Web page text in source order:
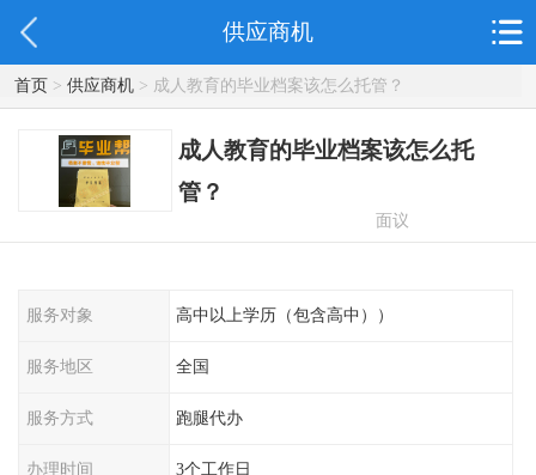
供应商机
首页> 供应商机> 成人教育的毕业档案该怎么托管？
成人教育的毕业档案该怎么托
管？
面议
服务对象 高中以上学历（包含高中））
服务地区 全国
服务方式 跑腿代办
办理时间 3个工作日